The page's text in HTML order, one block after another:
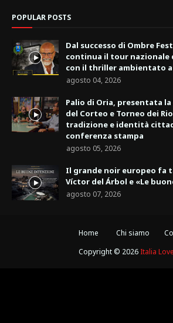
POPULAR POSTS
Dal successo di Ombre
continua il tour nazionale
con il thriller ambientato
agosto 04, 2026
Palio di Oria, presentata la
del Corteo e Torneo dei
tradizione e identità
conferenza stampa
agosto 05, 2026
Il grande noir europeo fa
Víctor del Árbol e «Le
agosto 07, 2026
Home Chi siamo
Copyright © 2026 Italia